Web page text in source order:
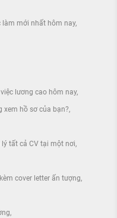
làm mới nhất hôm nay
lương cao hôm nay
xem hồ sơ của bạn?
lý tất cả CV tại một nơi
cover letter ấn tượng